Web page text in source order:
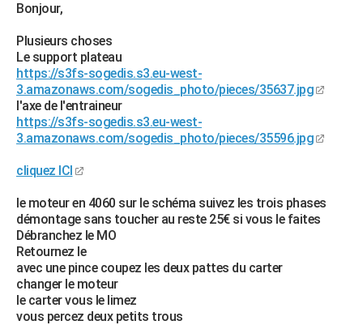
S'inscrire
Se connecter
Lycées
Collèges
Primaires
Universités
Entreprises
Service militaire
Avis de recherche
AVIS DE DÉCÈS
FORUM
Bricolage
Lifestyle
Culture
Sport
Auto
Television
Voyage
Cinema
Bonjour,
Plusieurs choses
Le support plateau
https://s3fs-sogedis.s3.eu-west-
3.amazonaws.com/sogedis_photo/pieces/35637.jpg
l'axe de l'entraineur
https://s3fs-sogedis.s3.eu-west-
3.amazonaws.com/sogedis_photo/pieces/35596.jpg
cliquez ICI
le moteur en 4060 sur le schéma suivez les trois phases
démontage sans toucher au reste 25€ si vous le faites
Débranchez le MO
Retournez le
avec une pince coupez les deux pattes du carter
changer le moteur
le carter vous le limez
vous percez deux petits trous